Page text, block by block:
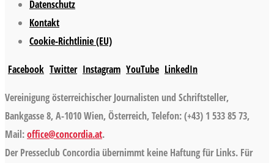
Datenschutz
Kontakt
Cookie-Richtlinie (EU)
Facebook Twitter Instagram YouTube LinkedIn
Vereinigung österreichischer Journalisten und Schriftsteller,
Bankgasse 8, A-1010 Wien, Österreich, Telefon: (+43) 1 533 85 73,
Mail:office@concordia.at.
Der Presseclub Concordia übernimmt keine Haftung für Links. Für